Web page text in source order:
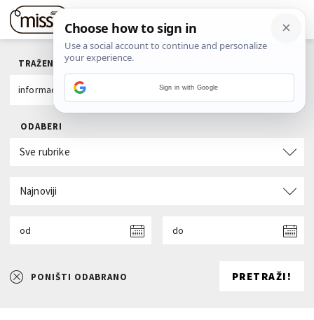
TRAŽENI POJAM
ODABERI
Sve rubrike
Najnoviji
od do
PONIŠTI ODABRANO PRETRAŽI!
Sign in with Google